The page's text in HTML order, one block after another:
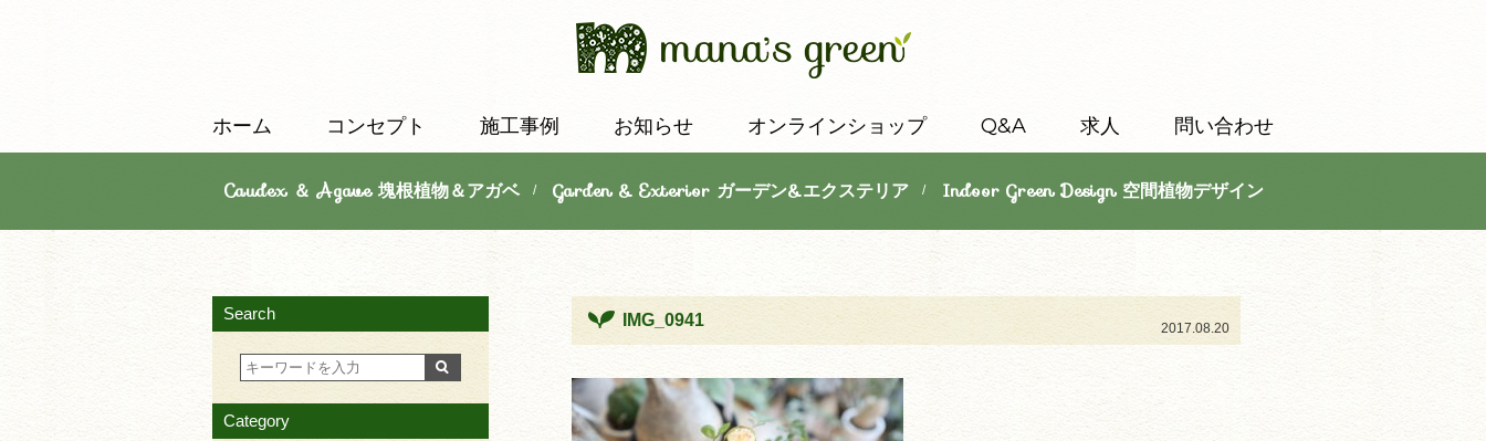
ホーム コンセプト 施工事例 お知らせ オンラインショップ Q&A 求人 問い合わせ
Caudex ＆ Agave 塊根植物＆アガベ/ Garden & Exterior ガーデン&エクステリア/ Indoor Green Design 空間植物デザイン
2017.08.20
IMG_0941
Search
Category